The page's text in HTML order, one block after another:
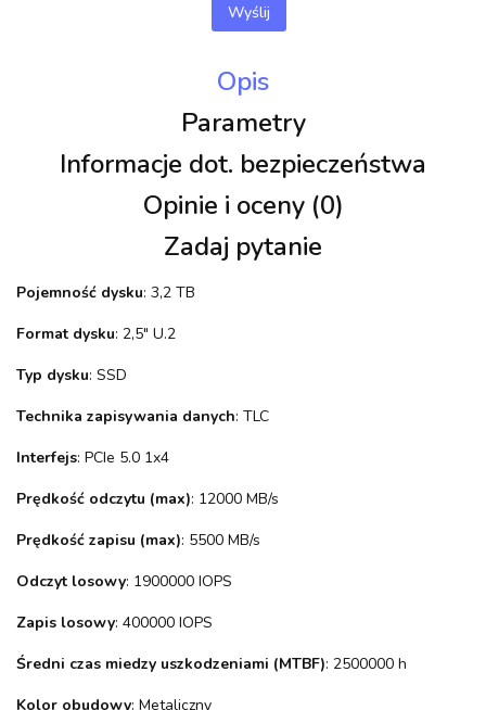
Wyślij
Opis
Parametry
Informacje dot. bezpieczeństwa
Opinie i oceny (0)
Zadaj pytanie
Pojemność dysku: 3,2 TB
Format dysku: 2,5" U.2
Typ dysku: SSD
Technika zapisywania danych: TLC
Interfejs: PCIe 5.0 1x4
Prędkość odczytu (max): 12000 MB/s
Prędkość zapisu (max): 5500 MB/s
Odczyt losowy: 1900000 IOPS
Zapis losowy: 400000 IOPS
Średni czas miedzy uszkodzeniami (MTBF): 2500000 h
Kolor obudowy: Metaliczny